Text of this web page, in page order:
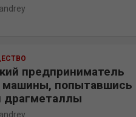
andrey
предприниматель
попытавшись
драгметаллы
andrey